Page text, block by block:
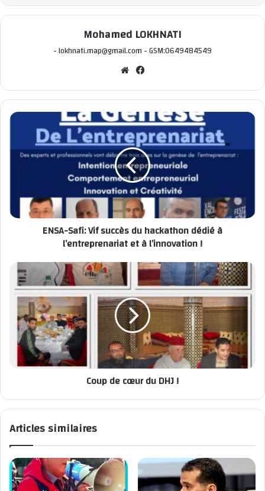
Mohamed LOKHNATI
- lokhnati.map@gmail.com - GSM:0649484549
We
te ok
ENSA-Safi: Vif succès du hackathon dédié à
l’entreprenariat et à l’innovation !
Coup de cœur du DHJ !
Articles similaires